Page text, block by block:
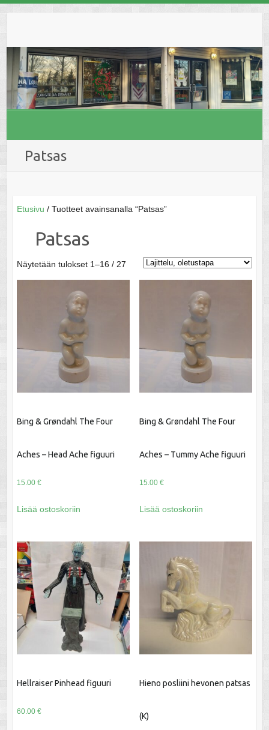
Patsas
Etusivu / Tuotteet avainsanalla “Patsas”
Patsas
Näytetään tulokset 1–16 / 27
Bing & Grøndahl The Four
Aches – Head Ache figuuri
15.00 €
Lisää ostoskoriin
Bing & Grøndahl The Four
Aches – Tummy Ache figuuri
15.00 €
Lisää ostoskoriin
Hellraiser Pinhead figuuri
60.00 €
Hieno posliini hevonen patsas
(K)